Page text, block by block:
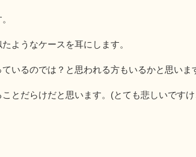
ようなケースを耳にします。
いるのでは？と思われる方もいるかと思いま
とだらけだと思います。(とても悲しいです